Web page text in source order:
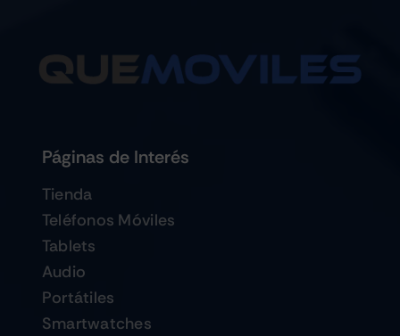
Páginas de Interés
Tienda
Teléfonos Móviles
Tablets
Audio
Portátiles
Smartwatches